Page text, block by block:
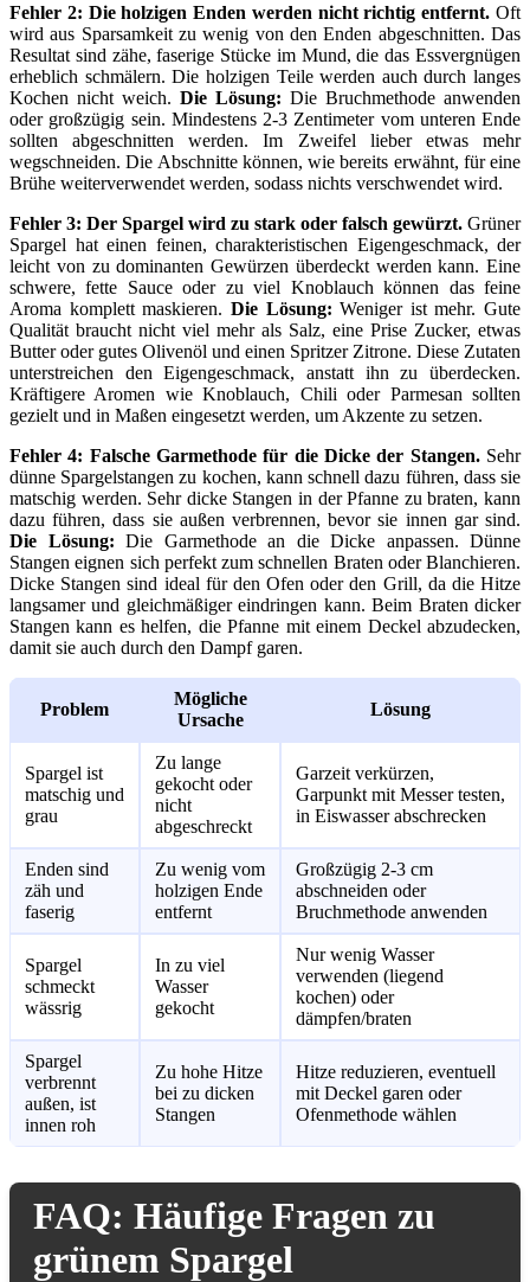
Fehler 2: Die holzigen Enden werden nicht richtig entfernt. Oft
wird aus Sparsamkeit zu wenig von den Enden abgeschnitten. Das
Resultat sind zähe, faserige Stücke im Mund, die das Essvergnügen
erheblich schmälern. Die holzigen Teile werden auch durch langes
Kochen nicht weich. Die Lösung: Die Bruchmethode anwenden
oder großzügig sein. Mindestens 2-3 Zentimeter vom unteren Ende
sollten abgeschnitten werden. Im Zweifel lieber etwas mehr
wegschneiden. Die Abschnitte können, wie bereits erwähnt, für eine
Brühe weiterverwendet werden, sodass nichts verschwendet wird.
Fehler 3: Der Spargel wird zu stark oder falsch gewürzt. Grüner
Spargel hat einen feinen, charakteristischen Eigengeschmack, der
leicht von zu dominanten Gewürzen überdeckt werden kann. Eine
schwere, fette Sauce oder zu viel Knoblauch können das feine
Aroma komplett maskieren. Die Lösung: Weniger ist mehr. Gute
Qualität braucht nicht viel mehr als Salz, eine Prise Zucker, etwas
Butter oder gutes Olivenöl und einen Spritzer Zitrone. Diese Zutaten
unterstreichen den Eigengeschmack, anstatt ihn zu überdecken.
Kräftigere Aromen wie Knoblauch, Chili oder Parmesan sollten
gezielt und in Maßen eingesetzt werden, um Akzente zu setzen.
Fehler 4: Falsche Garmethode für die Dicke der Stangen.Sehr
dünne Spargelstangen zu kochen, kann schnell dazu führen, dass sie
matschig werden. Sehr dicke Stangen in der Pfanne zu braten, kann
dazu führen, dass sie außen verbrennen, bevor sie innen gar sind.
Die Lösung: Die Garmethode an die Dicke anpassen. Dünne
Stangen eignen sich perfekt zum schnellen Braten oder Blanchieren.
Dicke Stangen sind ideal für den Ofen oder den Grill, da die Hitze
langsamer und gleichmäßiger eindringen kann. Beim Braten dicker
Stangen kann es helfen, die Pfanne mit einem Deckel abzudecken,
damit sie auch durch den Dampf garen.
Problem
Mögliche
Ursache
Lösung
Spargel ist
matschig und
grau
Zu lange
gekocht oder
nicht
abgeschreckt
Garzeit verkürzen,
Garpunkt mit Messer testen,
in Eiswasser abschrecken
Enden sind
zäh und
faserig
Zu wenig vom
holzigen Ende
entfernt
Großzügig 2-3 cm
abschneiden oder
Bruchmethode anwenden
Spargel
schmeckt
wässrig
In zu viel
Wasser
gekocht
Nur wenig Wasser
verwenden (liegend
kochen) oder
dämpfen/braten
Spargel
verbrennt
außen, ist
innen roh
Zu hohe Hitze
bei zu dicken
Stangen
Hitze reduzieren, eventuell
mit Deckel garen oder
Ofenmethode wählen
FAQ: Häufige Fragen zu
grünem Spargel